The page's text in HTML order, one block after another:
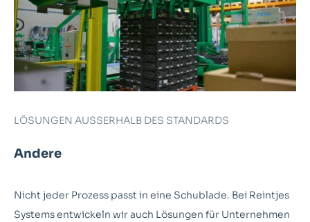
LÖSUNGEN AUSSERHALB DES STANDARDS
Andere
Nicht jeder Prozess passt in eine Schublade. Bei Reintjes
Systems entwickeln wir auch Lösungen für Unternehmen